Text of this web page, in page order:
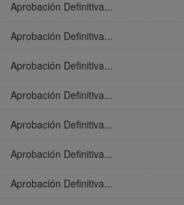
Aprobación Definitiva...
Aprobación Definitiva...
Aprobación Definitiva...
Aprobación Definitiva...
Aprobación Definitiva...
Aprobación Definitiva...
Aprobación Definitiva...